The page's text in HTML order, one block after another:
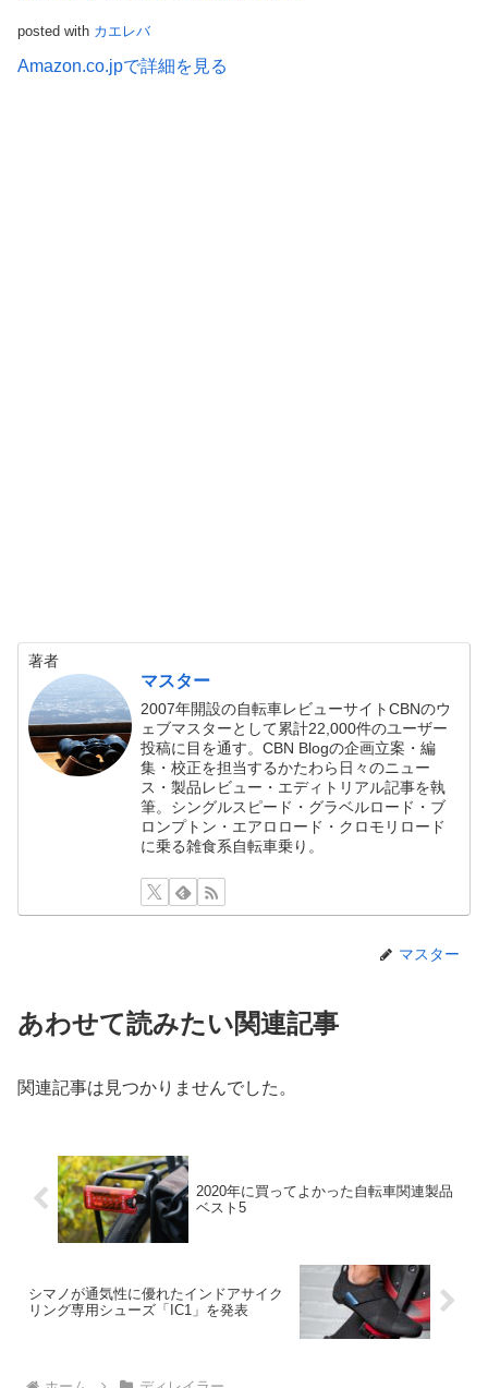
posted with カエレバ
Amazon.co.jpで詳細を見る
著者
マスター
2007年開設の自転車レビューサイトCBNのウ
ェブマスターとして累計22,000件のユーザー
投稿に目を通す。CBN Blogの企画立案・編
集・校正を担当するかたわら日々のニュー
ス・製品レビュー・エディトリアル記事を執
筆。シングルスピード・グラベルロード・ブ
ロンプトン・エアロロード・クロモリロード
に乗る雑食系自転車乗り。
マスター
あわせて読みたい関連記事
関連記事は見つかりませんでした。
2020年に買ってよかった自転車関連製品
ベスト5
シマノが通気性に優れたインドアサイク
リング専用シューズ「IC1」を発表